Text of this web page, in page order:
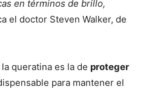
en términos de brillo,
el doctor Steven Walker, de
queratina es la de proteger
para mantener el